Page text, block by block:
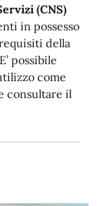
(CNS)
in possesso
della
possibile
come
consultare il